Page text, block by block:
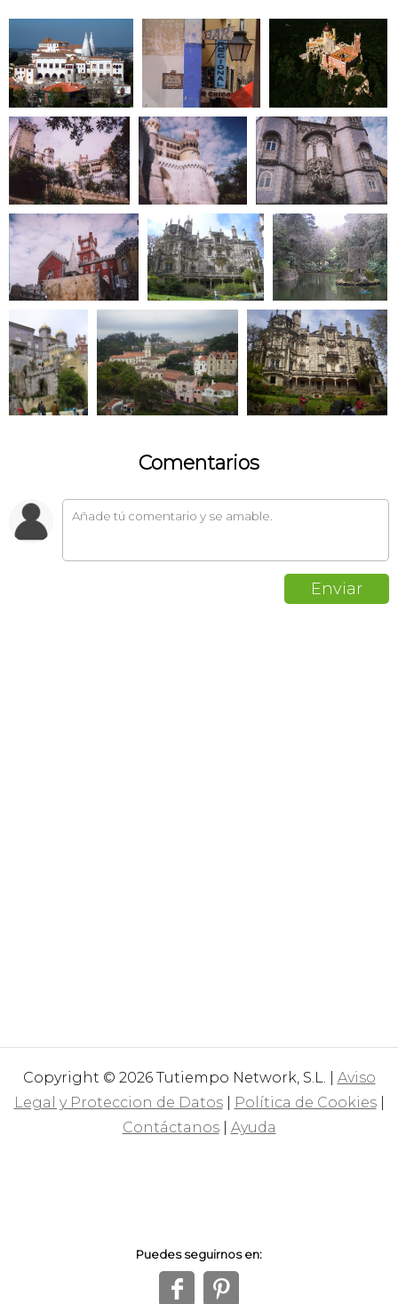
Comentarios
Copyright © 2026 Tutiempo Network, S.L. | Aviso
Legal y Proteccion de Datos| Política de Cookies|
Contáctanos| Ayuda
Puedes seguirnos en:
f 1